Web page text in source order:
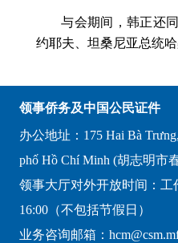
与会期间，韩正还
约耶夫、坦桑尼亚总统
领事侨务及中国公民证件
办公地址：175 Hai Bà
phố Hồ Chí Minh (胡志明市
领事大厅对外开放时间：工
16:00（不包括节假日）
业务咨询邮箱：